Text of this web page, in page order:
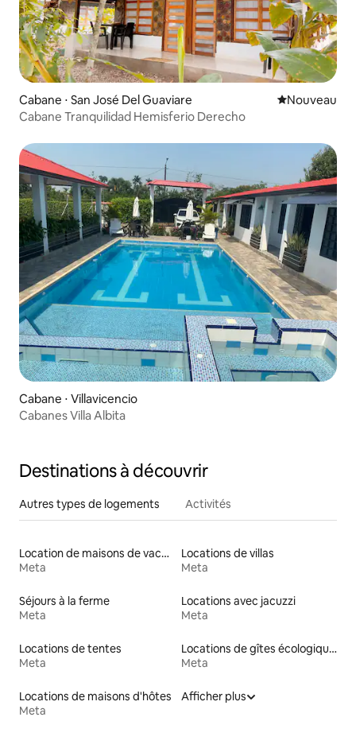
Cabane ⋅ San José Del Guaviare Nouvel
Nouveau
Cabane Tranquilidad Hemisferio Derecho
Cabane ⋅ Villavicencio
Cabanes Villa Albita
Destinations à découvrir
Autres types de logements Activités
Location de maisons de vacances
Meta
Locations de villas
Meta
Séjours à la ferme
Meta
Locations avec jacuzzi
Meta
Locations de tentes
Meta
Locations de gîtes écologiques
Meta
Locations de maisons d'hôtes
Meta
Afficher plus